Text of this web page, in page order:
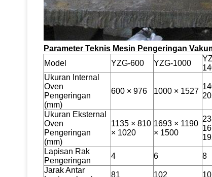
Parameter Teknis Mesin Pengeringan
Model
YZG-600 YZG-1000
Ukuran Internal
Oven
Pengeringan
(mm)
600 × 976 1000 × 1527
Ukuran Eksternal
Oven
Pengeringan
(mm)
1135 × 810
× 1020
1693 × 1190
× 1500
Lapisan Rak
Pengeringan
4 6 8
Jarak Antar
81 102